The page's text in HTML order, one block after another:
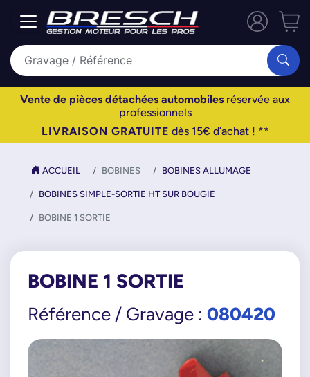
Vente de pièces détachées automobiles réservée aux
professionnels
LIVRAISON GRATUITE dès 15€ d’achat ! **
ACCUEIL BOBINES BOBINES ALLUMAGE
BOBINES SIMPLE-SORTIE HT SUR BOUGIE
BOBINE 1 SORTIE
BOBINE 1 SORTIE
Référence / Gravage : 080420